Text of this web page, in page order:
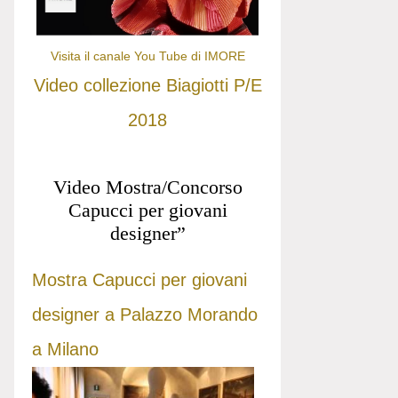
Visita il canale You Tube di IMORE
Video collezione Biagiotti P/E
2018
Video Mostra/Concorso
Capucci per giovani
designer”
Mostra Capucci per giovani
designer a Palazzo Morando
a Milano